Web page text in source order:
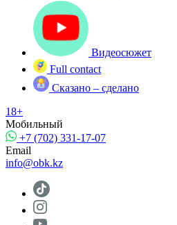
Видеосюжет
Full contact
Сказано – сделано
18+
Мобильный
+7 (702) 331-17-07
Email
info@obk.kz